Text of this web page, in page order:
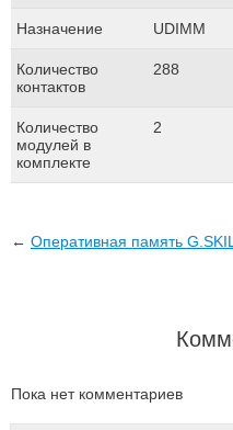
Назначение UDIMM
Количество
контактов
288
Количество
модулей в
комплекте
2
← Оперативная память
Пока нет комментариев